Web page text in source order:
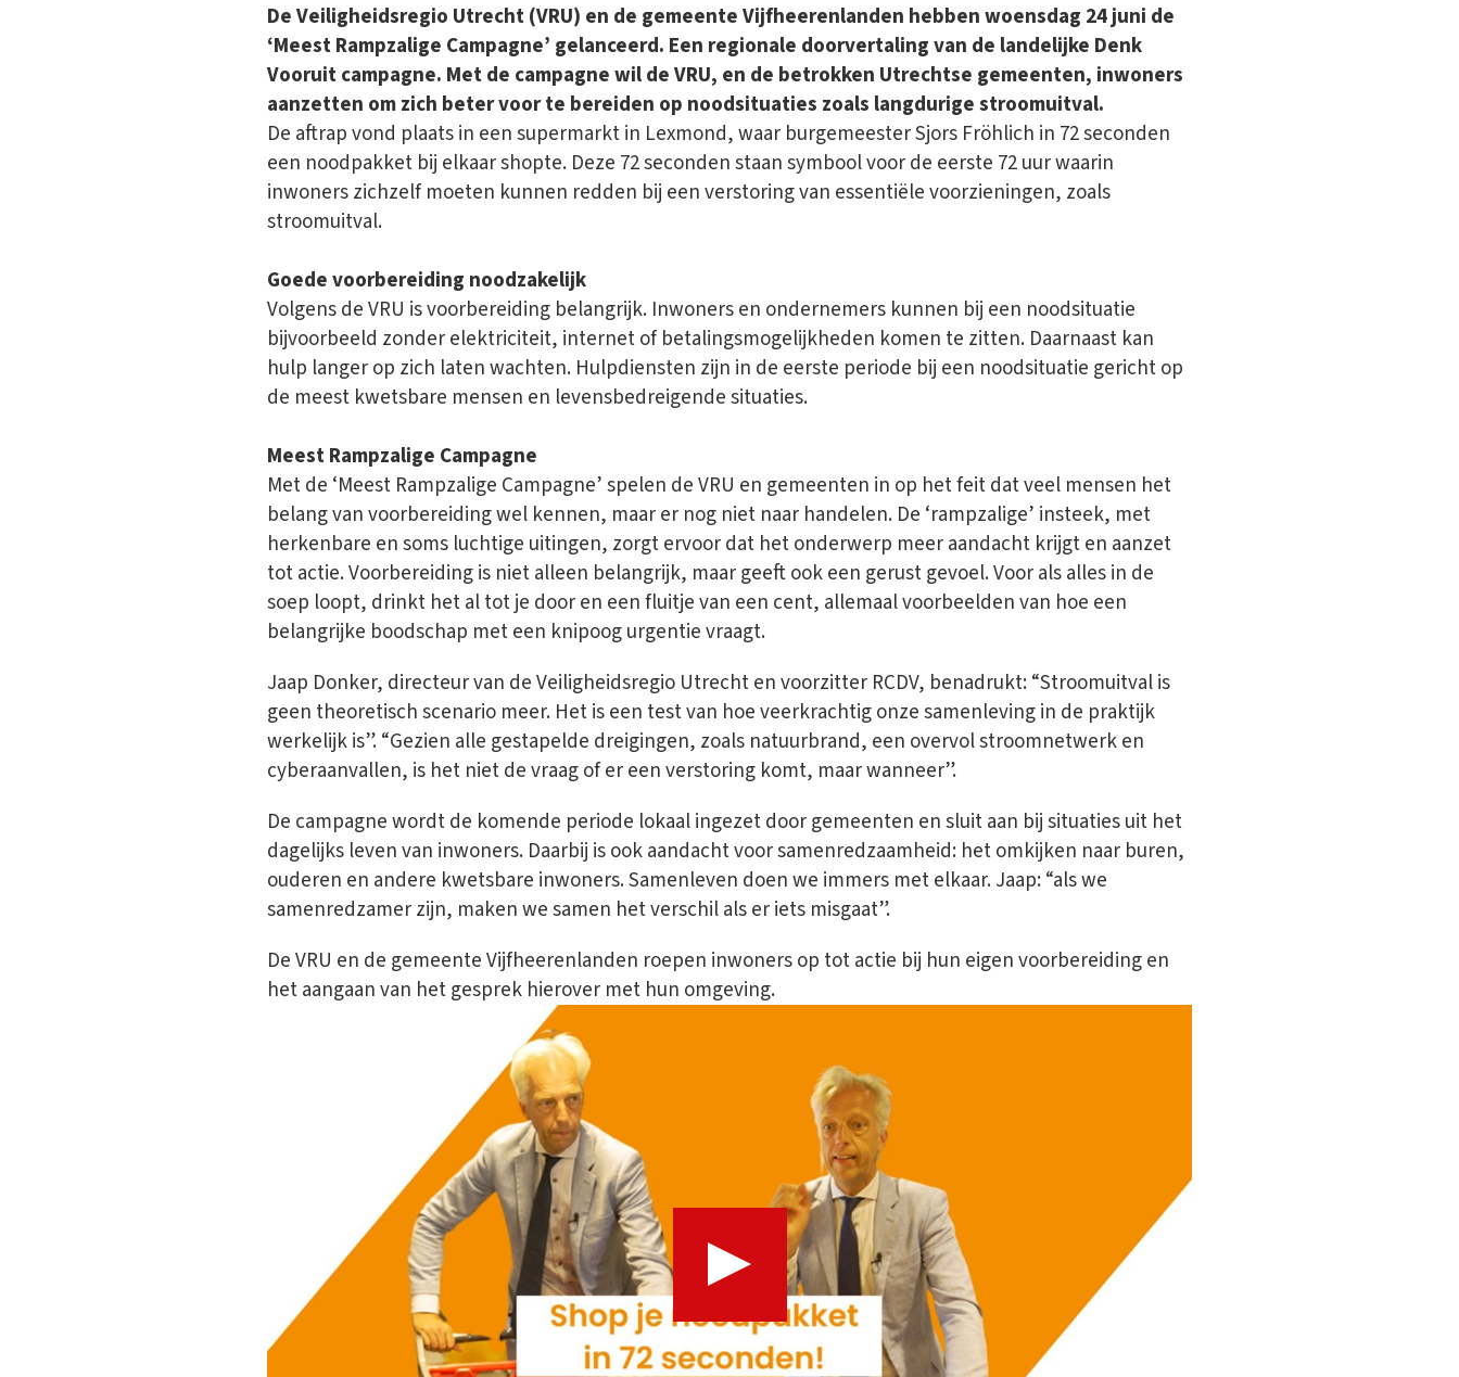
De Veiligheidsregio Utrecht (VRU) en de gemeente Vijfheerenlanden hebben woensdag 24 juni de
‘Meest Rampzalige Campagne’ gelanceerd. Een regionale doorvertaling van de landelijke Denk
Vooruit campagne. Met de campagne wil de VRU, en de betrokken Utrechtse gemeenten, inwoners
aanzetten om zich beter voor te bereiden op noodsituaties zoals langdurige stroomuitval.
De aftrap vond plaats in een supermarkt in Lexmond, waar burgemeester Sjors Fröhlich in 72 seconden
een noodpakket bij elkaar shopte. Deze 72 seconden staan symbool voor de eerste 72 uur waarin
inwoners zichzelf moeten kunnen redden bij een verstoring van essentiële voorzieningen, zoals
stroomuitval.
Goede voorbereiding noodzakelijk
Volgens de VRU is voorbereiding belangrijk. Inwoners en ondernemers kunnen bij een noodsituatie
bijvoorbeeld zonder elektriciteit, internet of betalingsmogelijkheden komen te zitten. Daarnaast kan
hulp langer op zich laten wachten. Hulpdiensten zijn in de eerste periode bij een noodsituatie gericht op
de meest kwetsbare mensen en levensbedreigende situaties.
Meest Rampzalige Campagne
Met de ‘Meest Rampzalige Campagne’ spelen de VRU en gemeenten in op het feit dat veel mensen het
belang van voorbereiding wel kennen, maar er nog niet naar handelen. De ‘rampzalige’ insteek, met
herkenbare en soms luchtige uitingen, zorgt ervoor dat het onderwerp meer aandacht krijgt en aanzet
tot actie. Voorbereiding is niet alleen belangrijk, maar geeft ook een gerust gevoel. Voor als alles in de
soep loopt, drinkt het al tot je door en een fluitje van een cent, allemaal voorbeelden van hoe een
belangrijke boodschap met een knipoog urgentie vraagt.
Jaap Donker, directeur van de Veiligheidsregio Utrecht en voorzitter RCDV, benadrukt: “Stroomuitval is
geen theoretisch scenario meer. Het is een test van hoe veerkrachtig onze samenleving in de praktijk
werkelijk is”. “Gezien alle gestapelde dreigingen, zoals natuurbrand, een overvol stroomnetwerk en
cyberaanvallen, is het niet de vraag of er een verstoring komt, maar wanneer”.
De campagne wordt de komende periode lokaal ingezet door gemeenten en sluit aan bij situaties uit het
dagelijks leven van inwoners. Daarbij is ook aandacht voor samenredzaamheid: het omkijken naar buren,
ouderen en andere kwetsbare inwoners. Samenleven doen we immers met elkaar. Jaap: “als we
samenredzamer zijn, maken we samen het verschil als er iets misgaat”.
De VRU en de gemeente Vijfheerenlanden roepen inwoners op tot actie bij hun eigen voorbereiding en
het aangaan van het gesprek hierover met hun omgeving.